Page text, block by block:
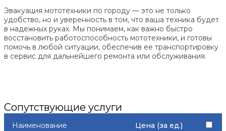
Эвакуация мототехники по городу — это не только
удобство, но и уверенность в том, что ваша техника будет
в надежных руках. Мы понимаем, как важно быстро
восстановить работоспособность мототехники, и готовы
помочь в любой ситуации, обеспечив ее транспортировку
в сервис для дальнейшего ремонта или обслуживания.
Сопутствующие услуги
Наименование Цена (за ед.)